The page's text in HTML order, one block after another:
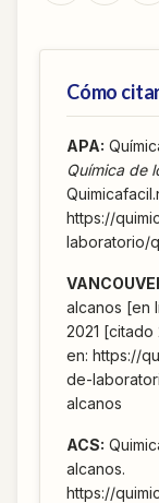
Cómo
APA:
Química de
https://
laboratorio/
alcanos [en
2021 [citado
en: https://
de-
alcanos
ACS:
alcanos.
https://